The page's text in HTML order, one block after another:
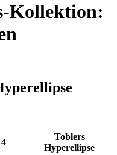
Kollektion:
Toblers
Hyperellipse